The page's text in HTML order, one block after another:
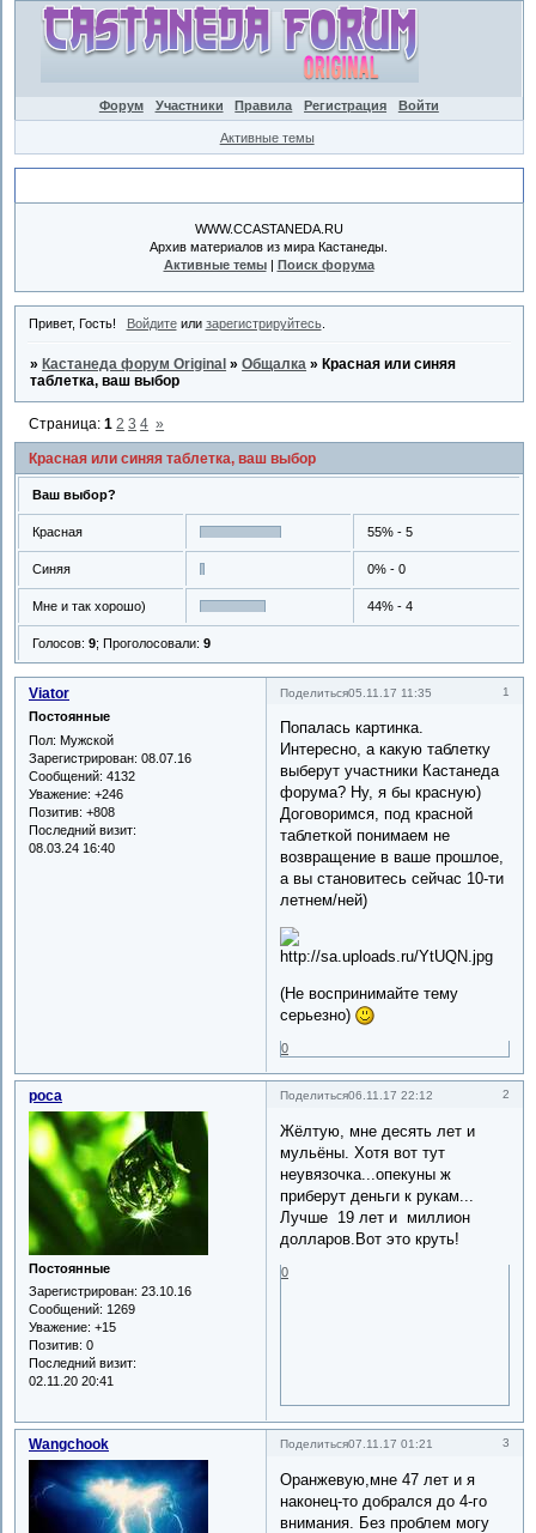
Форум Участники Правила Регистрация Войти
Активные темы
WWW.CCASTANEDA.RU
Архив материалов из мира Кастанеды.
Активные темы| Поиск форума
Привет, Гость! Войдитеили зарегистрируйтесь.
» Кастанеда форум Original »Общалка » Красная или синяя
таблетка, ваш выбор
Красная или синяя таблетка, ваш выбор
Страница:1 2 3 4 »
Ваш выбор?
Красная 55% - 5
Синяя 0% - 0
Мне и так хорошо) 44% - 4
Голосов:9;Проголосовали:9
Поделиться 1
05.11.17 11:35
Viator
Постоянные
Пол: Мужской
Зарегистрирован: 08.07.16
Сообщений: 4132
Уважение: +246
Позитив: +808
Последний визит:
08.03.24 16:40
Попалась картинка.
Интересно, а какую таблетку
выберут участники Кастанеда
форума? Ну, я бы красную)
Договоримся, под красной
таблеткой понимаем не
возвращение в ваше прошлое,
а вы становитесь сейчас 10-ти
летнем/ней)
(Не воспринимайте тему
серьезно)
0
Поделиться 2
06.11.17 22:12
роса
Постоянные
Зарегистрирован: 23.10.16
Сообщений: 1269
Уважение: +15
Позитив: 0
Последний визит:
02.11.20 20:41
Жёлтую, мне десять лет и
мульёны. Хотя вот тут
неувязочка...опекуны ж
приберут деньги к рукам...
Лучше 19 лет и миллион
долларов.Вот это круть!
0
Поделиться 3
07.11.17 01:21
Wangchook
Оранжевую,мне 47 лет и я
наконец-то добрался до 4-го
внимания. Без проблем могу